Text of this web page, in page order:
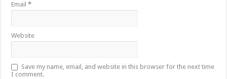
Email*
Website
Save my name, email, and website in this browser for the next time
I comment.